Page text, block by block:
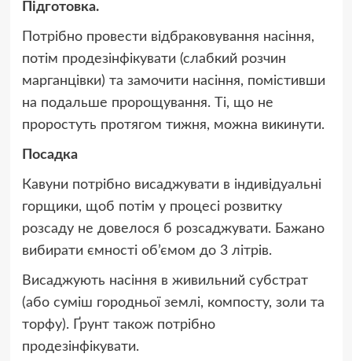
Підготовка.
Потрібно провести відбраковування насіння,
потім продезінфікувати (слабкий розчин
марганцівки) та замочити насіння, помістивши
на подальше пророщування. Ті, що не
проростуть протягом тижня, можна викинути.
Посадка
Кавуни потрібно висаджувати в індивідуальні
горщики, щоб потім у процесі розвитку
розсаду не довелося б розсаджувати. Бажано
вибирати ємності об’ємом до 3 літрів.
Висаджують насіння в живильний субстрат
(або суміш городньої землі, компосту, золи та
торфу). Ґрунт також потрібно
продезінфікувати.